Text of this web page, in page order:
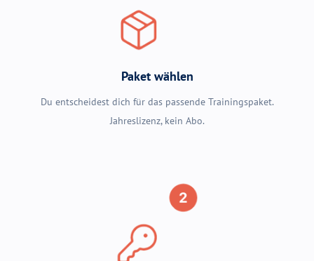
Paket wählen
Du entscheidest dich für das passende Trainingspaket.
Jahreslizenz, kein Abo.